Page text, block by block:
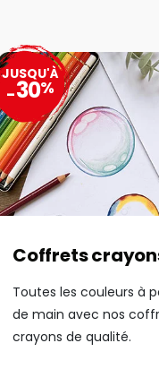
Coffrets
Toutes les couleurs à
de main avec nos
crayons de qualité.
JUSQU'À
-30%